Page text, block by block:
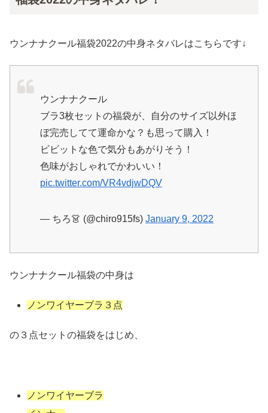
ウンナナクール福袋2022の中身ネタバレはこちらです↓
ウンナナクール
ブラ3枚セットの福袋が、自分のサイズ以外ほ
ぼ完売してて運命かな？も思って購入！
ビビットな色で気分もあがりそう！
色味がおしゃれでかわいい！
pic.twitter.com/VR4vdjwDQV
— ちろ👗 (@chiro915fs) January 9, 2022
ウンナナクール福袋の中身は
ノンワイヤーブラ３点
の３点セットの福袋をはじめ、
ノンワイヤーブラ